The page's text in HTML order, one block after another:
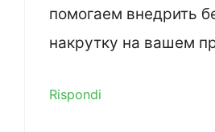
помогаем внедрить
накрутку на вашем
Rispondi